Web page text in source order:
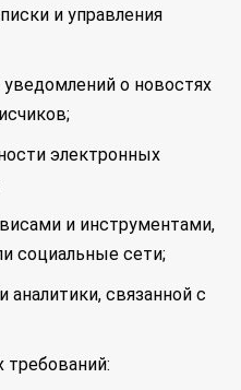
и управления
о новостях
электронных
и инструментами,
социальные сети;
связанной с
требований: